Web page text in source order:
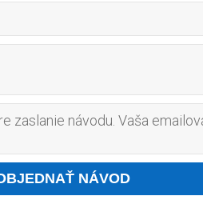
zaslanie návodu. Vaša